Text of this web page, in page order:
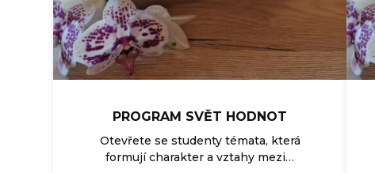
PROGRAM SVĚT HODNOT
Otevřete se studenty témata, která
formují charakter a vztahy mezi…